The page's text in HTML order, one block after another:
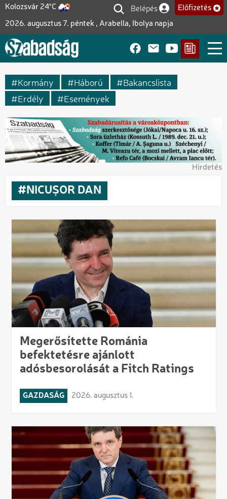
Ugrás
tartalomra
Kolozsvár 24°C
2026. augusztus 7. péntek , Arabella, Ibolya napja
Felhasználói fiók
Belépés Előfizetés
Kormány Háború
Bakancslista
Erdély
Események
Hirdetés
NICUȘOR DAN
Megerősítette Románia
befektetésre ajánlott
adósbesorolását a Fitch Ratings
GAZDASÁG 2026. augusztus 1.